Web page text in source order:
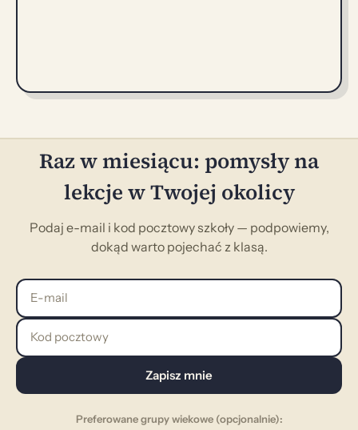
Raz w miesiącu: pomysły na
lekcje w Twojej okolicy
Podaj e-mail i kod pocztowy szkoły — podpowiemy,
dokąd warto pojechać z klasą.
E-mail
Kod pocztowy
Zapisz mnie
Preferowane grupy wiekowe (opcjonalnie):